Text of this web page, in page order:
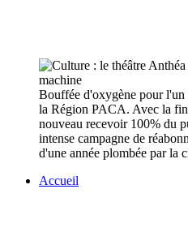
Bouffée d'oxygène pour l'un
la Région PACA. Avec la fin
nouveau recevoir 100% du
intense campagne de
d'une année plombée par la
Accueil